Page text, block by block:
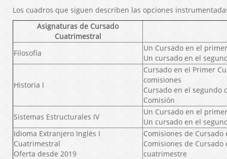
Los cuadros que siguen describen las opciones
Asignaturas de Cursado
Cuatrimestral
Filosofía
Un Cursado en el
Un cursado en el
Historia I
Cursado en el Primer
comisiones
Cursado en el segundo
Comisión
Sistemas Estructurales IV
Un Cursado en el
Un cursado en el
Idioma Extranjero Inglés I
Cuatrimestral
Oferta desde 2019
Comisiones de
Comisiones de Cursado
cuatrimestre